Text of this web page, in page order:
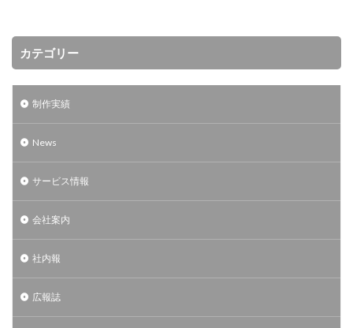
カテゴリー
制作実績
News
サービス情報
会社案内
社内報
広報誌